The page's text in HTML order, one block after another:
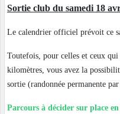
Sortie club du samedi 18
Le calendrier officiel prévoit ce
Toutefois, pour celles et ceux qui
kilomètres, vous avez la
sortie (randonnée permanente
Parcours à décider sur place